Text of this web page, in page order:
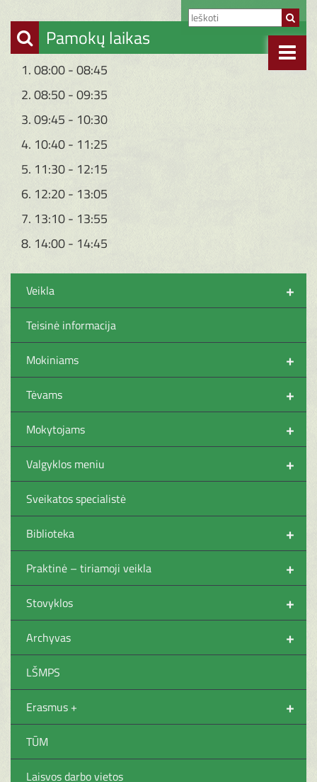
Pamokų laikas
1. 08:00 - 08:45
2. 08:50 - 09:35
3. 09:45 - 10:30
4. 10:40 - 11:25
5. 11:30 - 12:15
6. 12:20 - 13:05
7. 13:10 - 13:55
8. 14:00 - 14:45
+
Veikla
Teisinė informacija
+
Mokiniams
+
Tėvams
+
Mokytojams
+
Valgyklos meniu
Sveikatos specialistė
+
Biblioteka
+
Praktinė – tiriamoji veikla
+
Stovyklos
+
Archyvas
LŠMPS
+
Erasmus +
TŪM
Laisvos darbo vietos